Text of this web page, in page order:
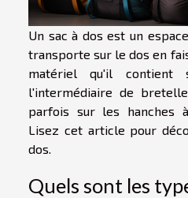
Un sac à dos est un
transporte sur le dos en
matériel qu'il contient
l'intermédiaire de
parfois sur les hanches
Lisez cet article pour
dos.
Quels sont les